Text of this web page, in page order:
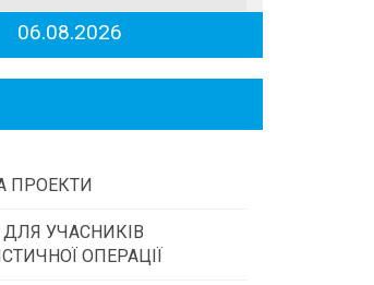
06.08.2026
ПРОЕКТИ
та програм місцевого
УЧАСНИКІВ
ОПЕРАЦІЇ